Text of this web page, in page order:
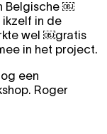
Belgische ￼
in de
wel ￼gratis
in het project.
een
Roger